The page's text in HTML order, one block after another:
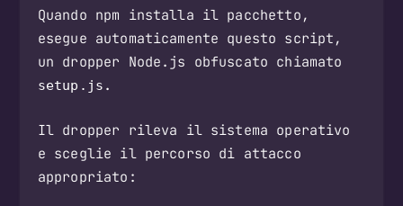
Quando npm installa il pacchetto,
esegue automaticamente questo script,
un dropper Node.js obfuscato chiamato
setup.js .
Il dropper rileva il sistema operativo
e sceglie il percorso di attacco
appropriato: